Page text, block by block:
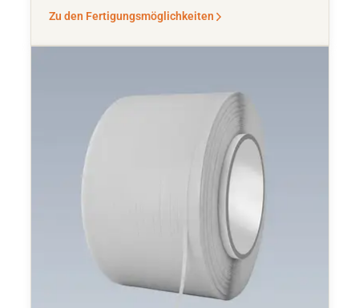
Zu den Fertigungsmöglichkeiten